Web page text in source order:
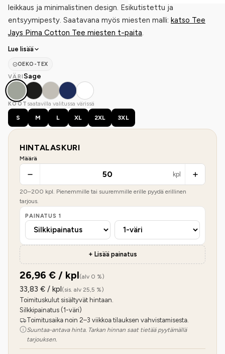
leikkaus ja minimalistinen design. Esikutistettu ja
entsyymipesty. Saatavana myös miesten malli: katso Tee
Jays Pima Cotton Tee miesten t-paita.
Lue lisää
OEKO-TEX
VÄRI Sage
KOOT saatavilla valitussa värissä
S
M L XL 2XL 3XL
HINTALASKURI
Määrä
kpl
20–200 kpl. Pienemmille tai suuremmille erille pyydä erillinen
tarjous.
PAINATUS 1
+ Lisää painatus
26,96 € / kpl(alv 0 %)
33,83 € / kpl(sis. alv 25,5 %)
Toimituskulut sisältyvät hintaan.
Silkkipainatus (1-väri)
Toimitusaika noin 2–3 viikkoa tilauksen vahvistamisesta.
Suuntaa-antava hinta. Tarkan hinnan saat tietää pyytämällä
tarjouksen.